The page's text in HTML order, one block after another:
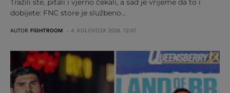
Tražili ste, pitali i vjerno čekali, a sad je vrijeme da to i
dobijete: FNC store je službeno…
AUTOR FIGHTROOM 4. KOLOVOZA 2026. 12:07